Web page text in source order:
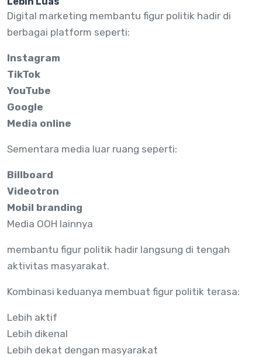
Digital marketing membantu figur politik hadir di
berbagai platform seperti:
Instagram
TikTok
YouTube
Google
Media online
Sementara media luar ruang seperti:
Billboard
Videotron
Mobil branding
Media OOH lainnya
membantu figur politik hadir langsung di tengah
aktivitas masyarakat.
Kombinasi keduanya membuat figur politik terasa:
Lebih aktif
Lebih dikenal
Lebih dekat dengan masyarakat